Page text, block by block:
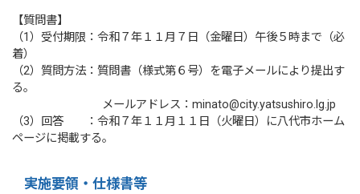
【質問書】
（1）受付期限：令和７年１１月７日（金曜日）午後５時まで（必
着）
（2）質問方法：質問書（様式第６号）を電子メールにより提出す
る。
メールアドレス：minato@city.yatsushiro.lg.jp
（3）回答 ：令和７年１１月１１日（火曜日）に八代市ホーム
ページに掲載する。
実施要領・仕様書等